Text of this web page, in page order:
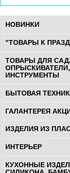
НОВИНКИ
"ТОВАРЫ К
ТОВАРЫ ДЛЯ
ОПРЫСКИВАТЕЛИ,
ИНСТРУМЕНТЫ
БЫТОВАЯ
ГАЛАНТЕРЕЯ
ИЗДЕЛИЯ ИЗ
ИНТЕРЬЕР
КУХОННЫЕ